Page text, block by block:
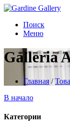
Поиск
Меню
Galleria
Главная /
В начало
Категории